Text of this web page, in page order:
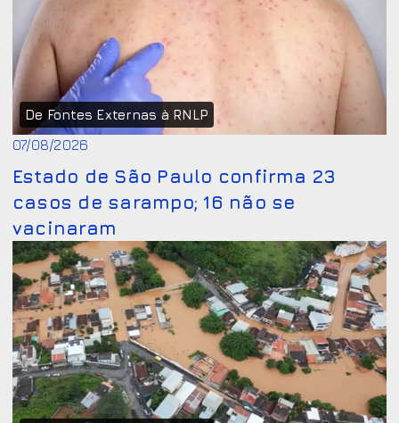
De Fontes Externas à RNLP
07/08/2026
Estado de São Paulo confirma 23
casos de sarampo; 16 não se
vacinaram